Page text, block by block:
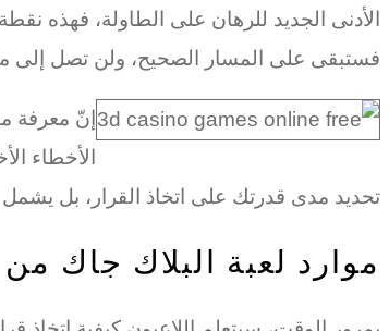
الأدنى الجديد للرهان على الطاولة، فهذه
فستبقى على المسار الصحيح، ولن تصل إلى
إنّ معرفة
الأخطاء
تحديد مدى قدرتك على اتخاذ القرار، بل
موارد لعبة البلاك جاك من ALIVE DEALER